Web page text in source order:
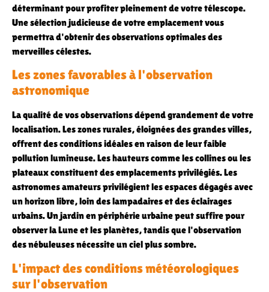
déterminant pour profiter pleinement de votre télescope.
Une sélection judicieuse de votre emplacement vous
permettra d'obtenir des observations optimales des
merveilles célestes.
Les zones favorables à l'observation
astronomique
La qualité de vos observations dépend grandement de votre
localisation. Les zones rurales, éloignées des grandes villes,
offrent des conditions idéales en raison de leur faible
pollution lumineuse. Les hauteurs comme les collines ou les
plateaux constituent des emplacements privilégiés. Les
astronomes amateurs privilégient les espaces dégagés avec
un horizon libre, loin des lampadaires et des éclairages
urbains. Un jardin en périphérie urbaine peut suffire pour
observer la Lune et les planètes, tandis que l'observation
des nébuleuses nécessite un ciel plus sombre.
L'impact des conditions météorologiques
sur l'observation